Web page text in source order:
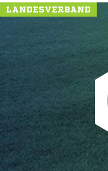
LANDESVERBAND